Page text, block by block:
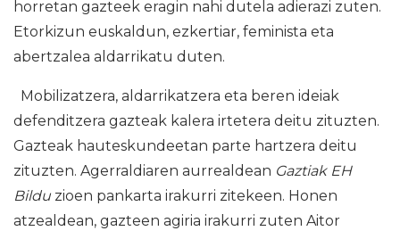
horretan gazteek eragin nahi dutela adierazi zuten.
Etorkizun euskaldun, ezkertiar, feminista eta
abertzalea aldarrikatu duten.
Mobilizatzera, aldarrikatzera eta beren ideiak
defenditzera gazteak kalera irtetera deitu zituzten.
Gazteak hauteskundeetan parte hartzera deitu
zituzten. Agerraldiaren aurrealdean Gaztiak EH
Bildu zioen pankarta irakurri zitekeen. Honen
atzealdean, gazteen agiria irakurri zuten Aitor